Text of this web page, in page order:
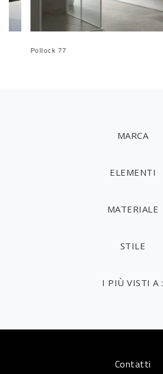
Pollock 77
MARCA
ELEMENTI
MATERIALE
STILE
I PIÙ VISTI A :
Contatti